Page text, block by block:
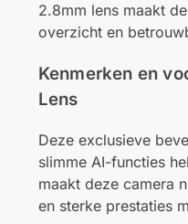
2.8mm lens maakt
overzicht en
Kenmerken en
Lens
Deze exclusieve
slimme AI-functies
maakt deze camera
en sterke prestaties